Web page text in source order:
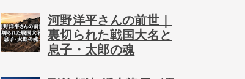
河野洋平さんの前世｜
裏切られた戦国大名と
息子・太郎の魂